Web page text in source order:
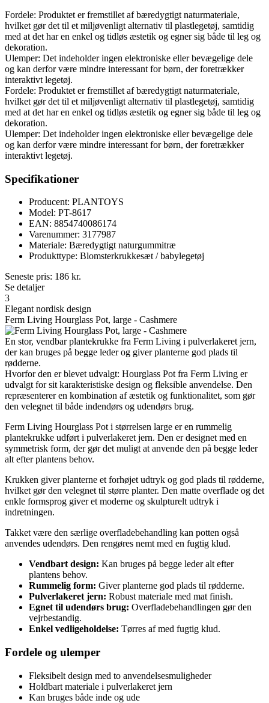
Fordele: Produktet er fremstillet af bæredygtigt naturmateriale,
hvilket gør det til et miljøvenligt alternativ til plastlegetøj, samtidig
med at det har en enkel og tidløs æstetik og egner sig både til leg og
dekoration.
Ulemper: Det indeholder ingen elektroniske eller bevægelige dele
og kan derfor være mindre interessant for børn, der foretrækker
interaktivt legetøj.
Fordele: Produktet er fremstillet af bæredygtigt naturmateriale,
hvilket gør det til et miljøvenligt alternativ til plastlegetøj, samtidig
med at det har en enkel og tidløs æstetik og egner sig både til leg og
dekoration.
Ulemper: Det indeholder ingen elektroniske eller bevægelige dele
og kan derfor være mindre interessant for børn, der foretrækker
interaktivt legetøj.
Specifikationer
Producent: PLANTOYS
Model: PT-8617
EAN: 8854740086174
Varenummer: 3177987
Materiale: Bæredygtigt naturgummitræ
Produkttype: Blomsterkrukkesæt / babylegetøj
Seneste pris: 186 kr.
Se detaljer
3
Elegant nordisk design
Ferm Living Hourglass Pot, large - Cashmere
En stor, vendbar plantekrukke fra Ferm Living i pulverlakeret jern,
der kan bruges på begge leder og giver planterne god plads til
rødderne.
Hvorfor den er blevet udvalgt: Hourglass Pot fra Ferm Living er
udvalgt for sit karakteristiske design og fleksible anvendelse. Den
repræsenterer en kombination af æstetik og funktionalitet, som gør
den velegnet til både indendørs og udendørs brug.
Ferm Living Hourglass Pot i størrelsen large er en rummelig
plantekrukke udført i pulverlakeret jern. Den er designet med en
symmetrisk form, der gør det muligt at anvende den på begge leder
alt efter plantens behov.
Krukken giver planterne et forhøjet udtryk og god plads til rødderne,
hvilket gør den velegnet til større planter. Den matte overflade og det
enkle formsprog giver et moderne og skulpturelt udtryk i
indretningen.
Takket være den særlige overfladebehandling kan potten også
anvendes udendørs. Den rengøres nemt med en fugtig klud.
Vendbart design: Kan bruges på begge leder alt efter
plantens behov.
Rummelig form: Giver planterne god plads til rødderne.
Pulverlakeret jern: Robust materiale med mat finish.
Egnet til udendørs brug: Overfladebehandlingen gør den
vejrbestandig.
Enkel vedligeholdelse: Tørres af med fugtig klud.
Fordele og ulemper
Fleksibelt design med to anvendelsesmuligheder
Holdbart materiale i pulverlakeret jern
Kan bruges både inde og ude